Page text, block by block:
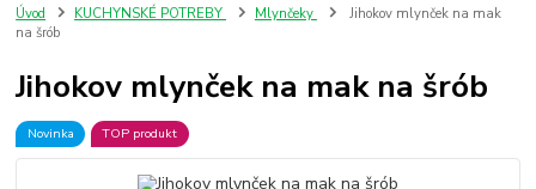
Úvod KUCHYNSKÉ POTREBY Mlynčeky
Jihokov mlynček na mak
na šrób
Jihokov mlynček na mak na šrób
Novinka TOP produkt